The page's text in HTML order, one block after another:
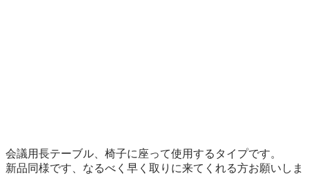
会議用長テーブル、椅子に座って使用するタイプです。
新品同様です、なるべく早く取りに来てくれる方お願いしま